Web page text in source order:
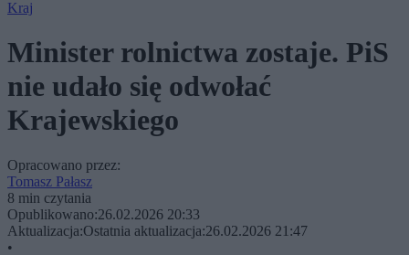
Kraj
Minister rolnictwa zostaje. PiS
nie udało się odwołać
Krajewskiego
Opracowano przez:
Tomasz Pałasz
8 min czytania
Opublikowano:26.02.2026 20:33
Aktualizacja:Ostatnia aktualizacja:26.02.2026 21:47
•